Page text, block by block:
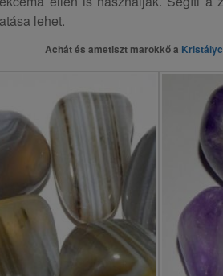
lehet.
Achát és ametiszt marokkő a